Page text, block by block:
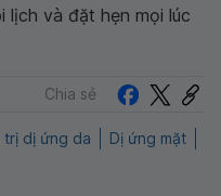
lịch và đặt hẹn mọi lúc
Chia sẻ
trị dị ứng da
Dị ứng mặt